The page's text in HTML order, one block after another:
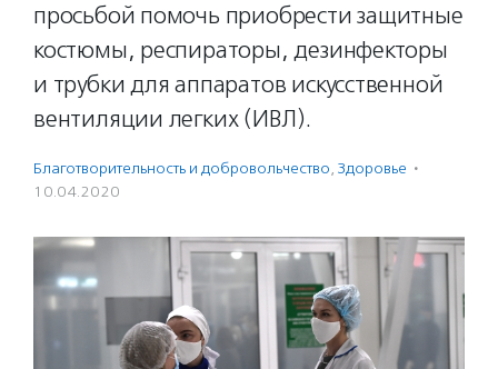
просьбой помочь приобрести защитные
костюмы, респираторы, дезинфекторы
и трубки для аппаратов искусственной
вентиляции легких (ИВЛ).
Благотвори­тель­ность и доброволь­чест­во, Здоровье ·
10.04.2020